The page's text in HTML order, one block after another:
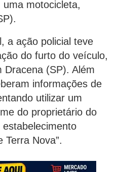
motocicleta,
a ação policial teve
do furto do veículo,
Dracena (SP). Além
informações de
utilizar um
do proprietário do
Terra Nova”.